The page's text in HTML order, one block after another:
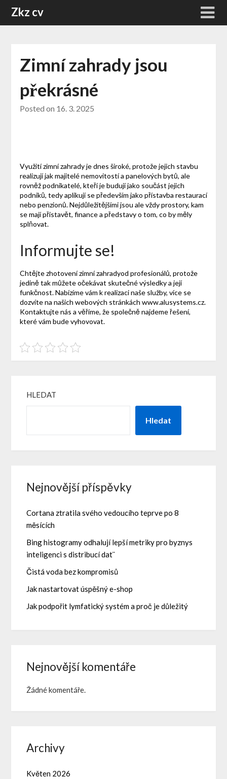
SkipZkz cv
Zimní zahrady jsou
překrásné
Posted on 16. 3. 2025
Využití zimní zahrady je dnes široké, protože jejich stavbu
realizují jak majitelé nemovitostí a panelových bytů, ale
rovněž podnikatelé, kteří je budují jako součást jejich
podniků, tedy aplikují se především jako přístavba restaurací
nebo penzionů. Nejdůležitějšími jsou ale vždy prostory, kam
se mají přistavět, finance a představy o tom, co by měly
splňovat.
Informujte se!
Chtějte zhotovenízimní zahradyod profesionálů, protože
jedině tak můžete očekávat skutečné výsledky a její
funkčnost. Nabízíme vám k realizaci naše služby, více se
dozvíte na našich webových stránkách www.alusystems.cz.
Kontaktujte nás a věříme, že společně najdeme řešení,
které vám bude vyhovovat.
HLEDAT
Hledat
Nejnovější příspěvky
Cortana ztratila svého vedoucího teprve po 8
měsících
Bing histogramy odhalují lepší metriky pro byznys
inteligenci s distribucí dat¨
Čistá voda bez kompromisů
Jak nastartovat úspěšný e-shop
Jak podpořit lymfatický systém a proč je důležitý
Nejnovější komentáře
Žádné komentáře.
Archivy
Květen 2026